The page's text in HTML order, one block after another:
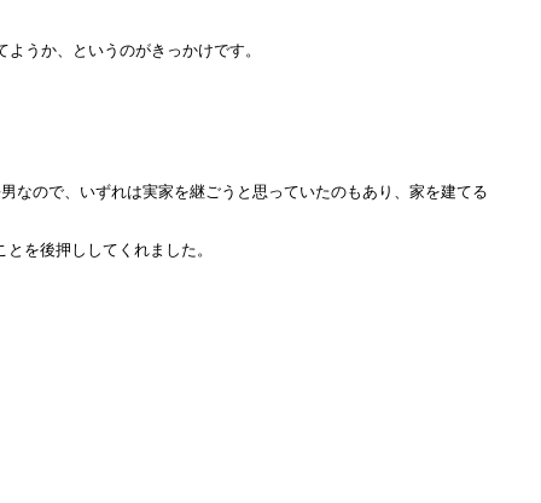
うか、というのがきっかけです。
なので、いずれは実家を継ごうと思っていたのもあり、家を建てる
を後押ししてくれました。